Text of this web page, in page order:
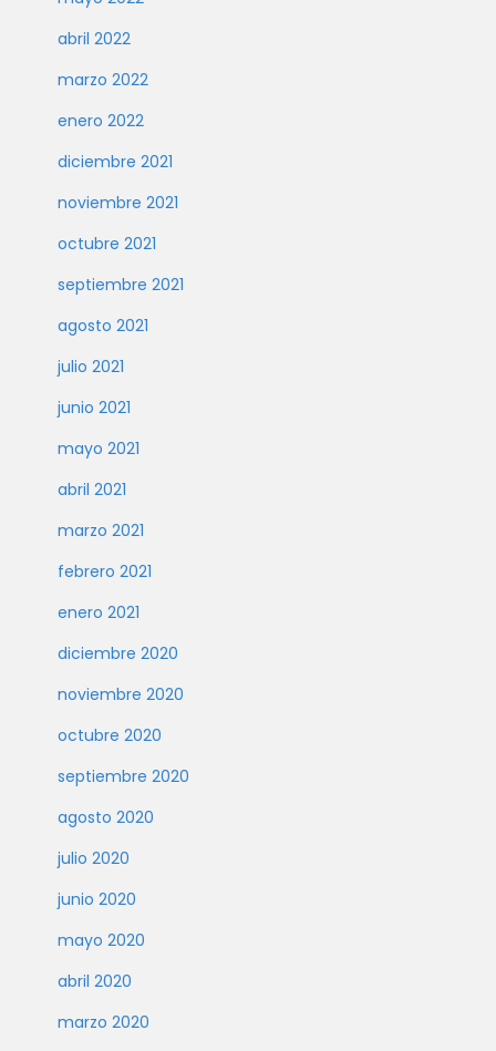
abril 2022
marzo 2022
enero 2022
diciembre 2021
noviembre 2021
octubre 2021
septiembre 2021
agosto 2021
julio 2021
junio 2021
mayo 2021
abril 2021
marzo 2021
febrero 2021
enero 2021
diciembre 2020
noviembre 2020
octubre 2020
septiembre 2020
agosto 2020
julio 2020
junio 2020
mayo 2020
abril 2020
marzo 2020